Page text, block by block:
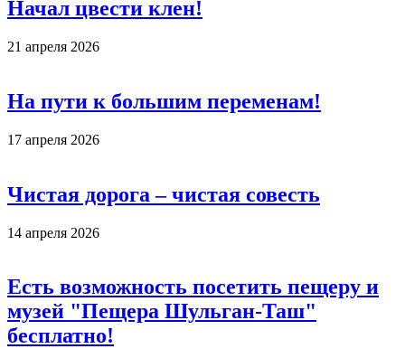
Начал цвести клен!
21 апреля 2026
На пути к большим переменам!
17 апреля 2026
Чистая дорога – чистая совесть
14 апреля 2026
Есть возможность посетить пещеру и
музей "Пещера Шульган-Таш"
бесплатно!